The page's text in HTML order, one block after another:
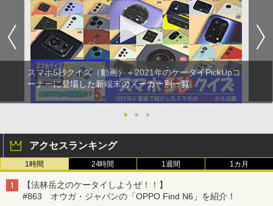
スマホ5秒クイズ（動画）＋2021年のケータイPickUpコ
ーナーに登場した新端末のメーカー別一覧
● ● ●
アクセスランキング
1時間 24時間 1週間 1カ月
【法林岳之のケータイしようぜ！！】
#863 オウガ・ジャパンの「OPPO Find N6」を紹介！